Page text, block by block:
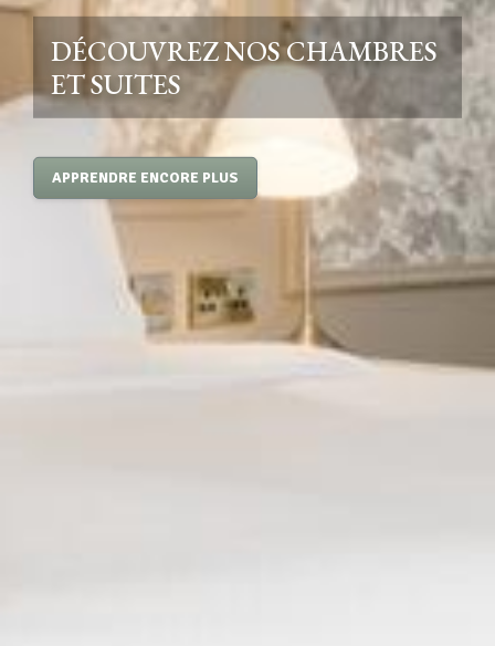
DÉCOUVREZ NOS CHAMBRES
ET SUITES
APPRENDRE ENCORE PLUS